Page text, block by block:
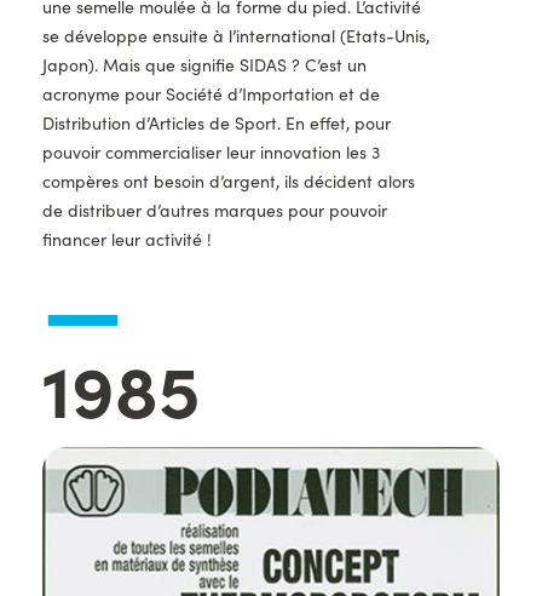
une semelle moulée à la forme du pied. L’activité
se développe ensuite à l’international (Etats-Unis,
Japon). Mais que signifie SIDAS ? C’est un
acronyme pour Société d’Importation et de
Distribution d’Articles de Sport. En effet, pour
pouvoir commercialiser leur innovation les 3
compères ont besoin d’argent, ils décident alors
de distribuer d’autres marques pour pouvoir
financer leur activité !
—
Année
1985
Images
d'illustration